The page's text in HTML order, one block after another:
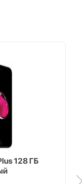
128 ГБ